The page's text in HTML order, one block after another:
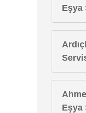
Eşya
Eşya